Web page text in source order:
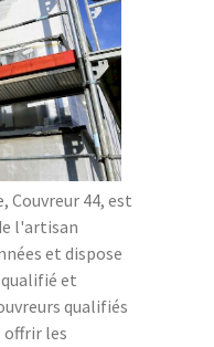
44, est
l'artisan
et dispose
et
qualifiés
offrir les